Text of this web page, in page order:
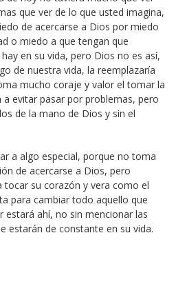
que ver de lo que usted imagina,
de acercarse a Dios por miedo
o miedo a que tengan que
en su vida, pero Dios no es así,
de nuestra vida, la reemplazaría
mucho coraje y valor el tomar la
evitar pasar por problemas, pero
de la mano de Dios y sin el
a algo especial, porque no toma
de acercarse a Dios, pero
su corazón y vera como el
para cambiar todo aquello que
estará ahí, no sin mencionar las
estarán de constante en su vida.